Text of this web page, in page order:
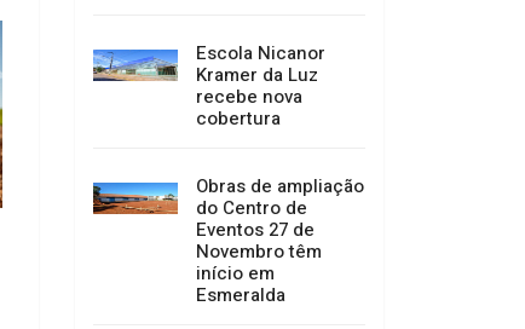
CONVITE À POPULAÇÃO DE
Escola Nicanor
Kramer da Luz
recebe nova
cobertura
Obras de ampliação
do Centro de
Eventos 27 de
Novembro têm
início em
Esmeralda